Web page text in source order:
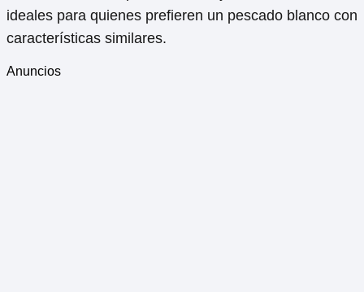
ideales para quienes prefieren un pescado blanco con
características similares.
Anuncios